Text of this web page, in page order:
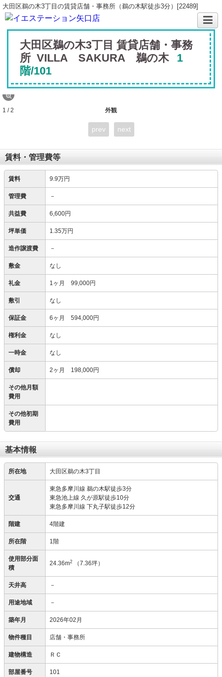
大田区鵜の木3丁目の賃貸店舗・事務所（鵜の木駅徒歩3分）[22489]
大田区鵜の木3丁目 賃貸店舗・事務
所 VILLA SAKURA 鵜の木
1
階/101
外観
1 / 2
prev next
賃料・管理費等
賃料 9.9万円
管理費 －
共益費 6,600円
坪単価 1.35万円
造作譲渡費 －
敷金 なし
礼金 1ヶ月 99,000円
敷引 なし
保証金 6ヶ月 594,000円
権利金 なし
一時金 なし
償却 2ヶ月 198,000円
その他月額
費用
その他初期
費用
基本情報
所在地 大田区鵜の木3丁目
交通
東急多摩川線 鵜の木駅徒歩3分
東急池上線 久が原駅徒歩10分
東急多摩川線 下丸子駅徒歩12分
階建 4階建
所在階 1階
使用部分面
積
24.36m2 （7.36坪）
天井高 －
用途地域 －
築年月 2026年02月
物件種目 店舗・事務所
建物構造 ＲＣ
部屋番号 101